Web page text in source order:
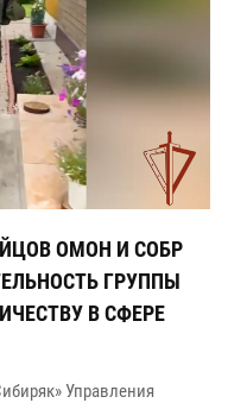
ОМОН И СОБР
ГРУППЫ
В СФЕРЕ
Управления